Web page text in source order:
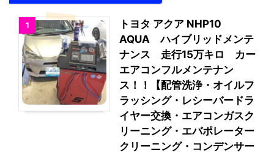
1
トヨタ アクア NHP10
AQUA ハイブリッドメンテ
ナンス 走行15万キロ カー
エアコンフルメンテナン
ス！！【配管洗浄・オイルフ
ラッシング・レシーバードラ
イヤー交換・エアコンガスク
リーニング・エバポレーター
クリーニング・コンデンサー